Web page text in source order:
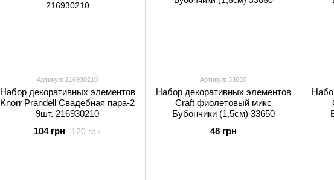
Артикул: 216930210
Набор декоративных элементов
Knorr Prandell Свадебная пара-2
9шт. 216930210
120 грн
104 грн
Артикул: 33650
Набор декоративных элементов
Craft фиолетовый микс
Бубончики (1,5см) 33650
48 грн